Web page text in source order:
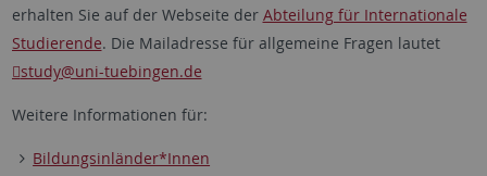
erhalten Sie auf der Webseite der Abteilung für Internationale
Studierende. Die Mailadresse für allgemeine Fragen lautet
study@uni-tuebingen.de
Weitere Informationen für:
Bildungsinländer*Innen